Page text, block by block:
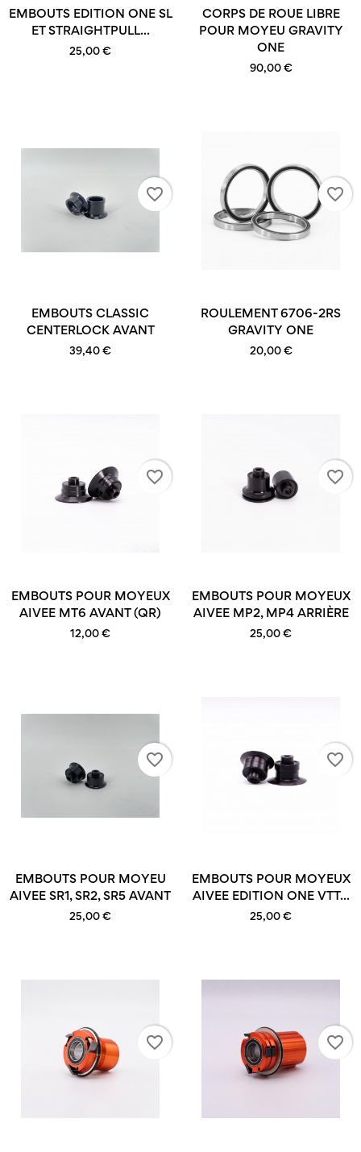
EMBOUTS EDITION ONE SL
ET STRAIGHTPULL...
25,00 €
CORPS DE ROUE LIBRE
POUR MOYEU GRAVITY
ONE
90,00 €
EMBOUTS CLASSIC
CENTERLOCK AVANT
39,40 €
favorite_border
ROULEMENT 6706-2RS
GRAVITY ONE
20,00 €
favorite_border
EMBOUTS POUR MOYEUX
AIVEE MT6 AVANT (QR)
12,00 €
favorite_border
EMBOUTS POUR MOYEUX
AIVEE MP2, MP4 ARRIÈRE
25,00 €
favorite_border
EMBOUTS POUR MOYEU
AIVEE SR1, SR2, SR5 AVANT
25,00 €
favorite_border
EMBOUTS POUR MOYEUX
AIVEE EDITION ONE VTT...
25,00 €
favorite_border
favorite_border favorite_border